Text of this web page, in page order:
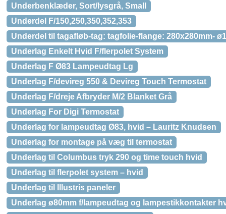
Underbenklæder, Sort/lysgrå, Small
Underdel F/150,250,350,352,353
Underdel til tagafløb-tag: tagfolie-flange: 280x280mm-
Underlag Enkelt Hvid F/flerpolet System
Underlag F Ø83 Lampeudtag Lg
Underlag F/devireg 550 & Devireg Touch Termostat
Underlag F/dreje Afbryder M/2 Blanket Grå
Underlag For Digi Termostat
Underlag for lampeudtag Ø83, hvid – Lauritz Knudsen
Underlag for montage på væg til termostat
Underlag til Columbus tryk 290 og time touch hvid
Underlag til flerpolet system – hvid
Underlag til Illustris paneler
Underlag ø80mm f/lampeudtag og lampestikkontakter